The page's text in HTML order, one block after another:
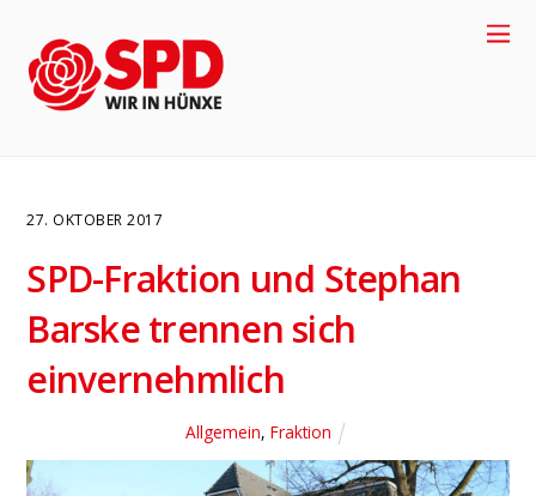
27. OKTOBER 2017
SPD-Fraktion und Stephan
Barske trennen sich
einvernehmlich
Allgemein, Fraktion